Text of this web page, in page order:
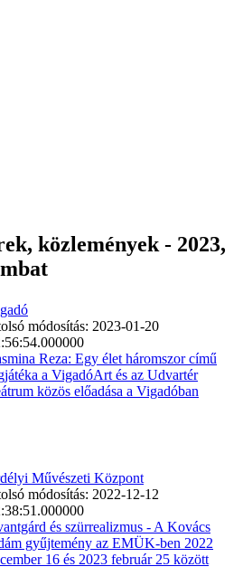
közlemények - 2023,
módosítás: 2023-01-20
Reza: Egy élet háromszor című
a VigadóArt és az Udvartér
közös előadása a Vigadóban
Művészeti Központ
módosítás: 2022-12-12
és szürrealizmus - A Kovács
gyűjtemény az EMÜK-ben 2022
16 és 2023 február 25 között